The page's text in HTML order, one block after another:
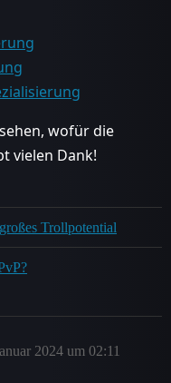
wofür die
vielen Dank!
Trollpotential
2024 um 02:11